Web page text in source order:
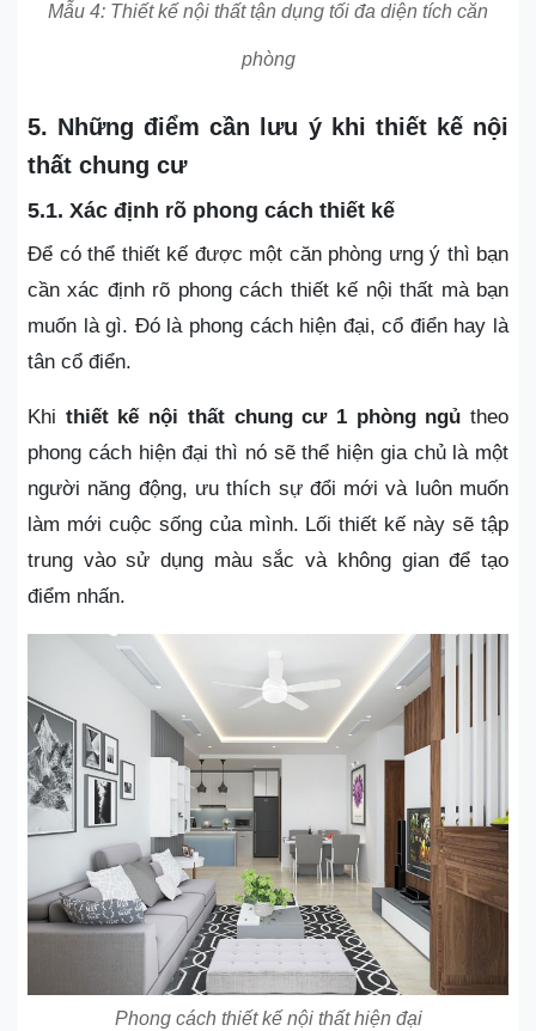
Mẫu 4: Thiết kế nội thất tận dụng tối đa diện tích căn
phòng
5. Những điểm cần lưu ý khi thiết kế nội
thất chung cư
5.1. Xác định rõ phong cách thiết kế
Để có thể thiết kế được một căn phòng ưng ý thì bạn
cần xác định rõ phong cách thiết kế nội thất mà bạn
muốn là gì. Đó là phong cách hiện đại, cổ điển hay là
tân cổ điển.
Khi thiết kế nội thất chung cư 1 phòng ngủ theo
phong cách hiện đại thì nó sẽ thể hiện gia chủ là một
người năng động, ưu thích sự đổi mới và luôn muốn
làm mới cuộc sống của mình. Lối thiết kế này sẽ tập
trung vào sử dụng màu sắc và không gian để tạo
điểm nhấn.
Phong cách thiết kế nội thất hiện đại